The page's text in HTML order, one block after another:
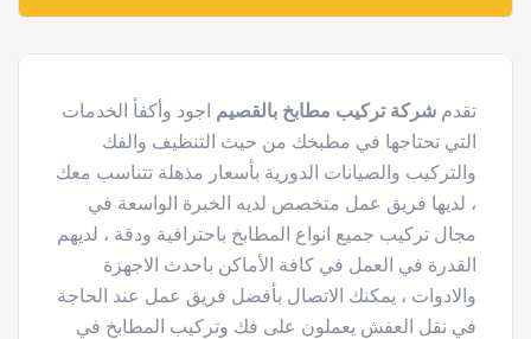
تقدم شركة تركيب مطابخ بالقصيم اجود وأكفأ الخدمات
التي تحتاجها في مطبخك من حيث التنظيف والفك
والتركيب والصيانات الدورية بأسعار مذهلة تتناسب معك
، لديها فريق عمل متخصص لديه الخبرة الواسعة في
مجال تركيب جميع انواع المطابخ باحترافية ودقة ، لديهم
القدرة في العمل في كافة الأماكن باحدث الاجهزة
والادوات ، يمكنك الاتصال بأفضل فريق عمل عند الحاجة
في نقل العفش يعملون على فك وتركيب المطابخ في